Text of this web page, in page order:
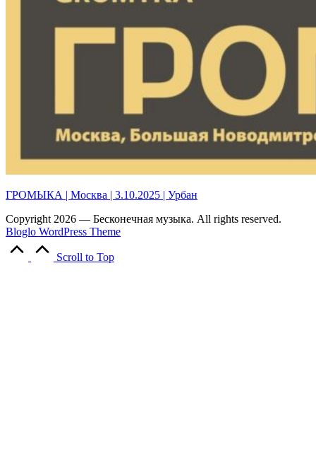
ГРОМЫКА | Москва | 3.10.2025 | Урбан
Copyright 2026 — Бесконечная музыка. All rights reserved.
Bloglo WordPress Theme
Scroll to Top